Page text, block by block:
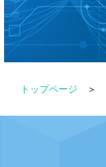
トップページ